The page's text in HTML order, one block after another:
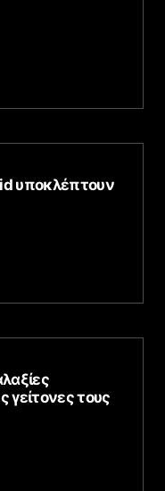
υποκλέπτουν
τους